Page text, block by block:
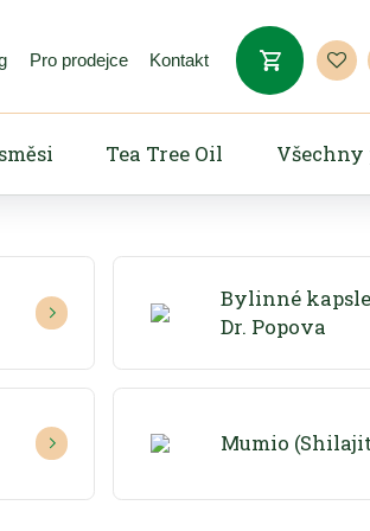
Pro prodejce Kontakt
Tea Tree Oil
Bylinné kapsle
Dr. Popova
Mumio